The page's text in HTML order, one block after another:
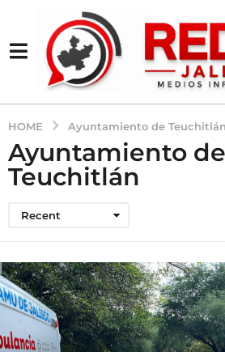
HOME Ayuntamiento de Teuchitlán
Ayuntamiento de
Teuchitlán
Recent